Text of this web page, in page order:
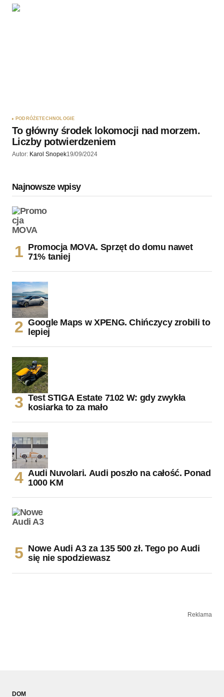
PODRÓŻETECHNOLOGIE
To główny środek lokomocji nad morzem.
Liczby potwierdzeniem
Autor: Karol Snopek19/09/2024
Najnowsze wpisy
Promocja MOVA. Sprzęt do domu nawet
71% taniej
Google Maps w XPENG. Chińczycy zrobili to
lepiej
Test STIGA Estate 7102 W: gdy zwykła
kosiarka to za mało
Audi Nuvolari. Audi poszło na całość. Ponad
1000 KM
Nowe Audi A3 za 135 500 zł. Tego po Audi
się nie spodziewasz
Reklama
DOM